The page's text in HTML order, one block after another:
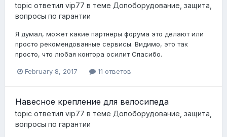
topic ответил vip77 в теме Допоборудование, защита,
вопросы по гарантии
Я думал, может какие партнеры форума это делают или
просто рекомендованные сервисы. Видимо, это так
просто, что любая контора осилит Спасибо.
February 8, 2017 11 ответов
Навесное крепление для велосипеда
topic ответил vip77 в теме Допоборудование, защита,
вопросы по гарантии